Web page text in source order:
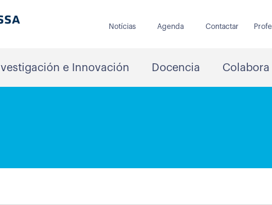
Notícias Agenda Contactar
e Innovación Docencia Colabora